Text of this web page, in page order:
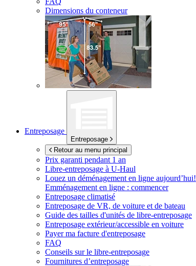
Dimensions du conteneur
Entreposage
Entreposage
Retour au menu principal
Prix garanti pendant 1 an
Libre-entreposage à U-Haul
Louez un déménagement en ligne aujourd’hui!
Emménagement en ligne : commencer
Entreposage climatisé
Entreposage de VR, de voiture et de bateau
Guide des tailles d'unités de libre-entreposage
Entreposage extérieur/accessible en voiture
Payer ma facture d'entreposage
FAQ
Conseils sur le libre-entreposage
Fournitures d’entreposage